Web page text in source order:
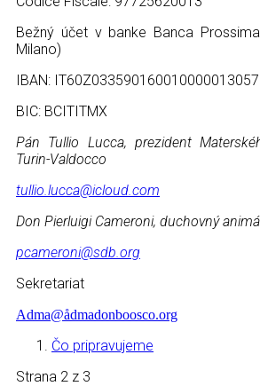
Bežný účet v banke Banca
Milano)
IBAN:
BIC: BCITITMX
Pán Tullio Lucca, prezident
Turin-Valdocco
tullio.lucca@icloud.com
Don Pierluigi Cameroni, duchovný
pcameroni@sdb.org
Sekretariat
Adma@ådmadonboosco.org
Čo pripravujeme
Strana 2 z 3